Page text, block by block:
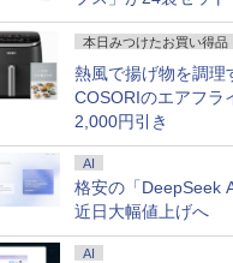
本日みつけたお買い得品
熱風で揚げ物を調理
COSORIのエアフラ
2,000円引き
AI
格安の「DeepSeek
近日大幅値上げへ
AI